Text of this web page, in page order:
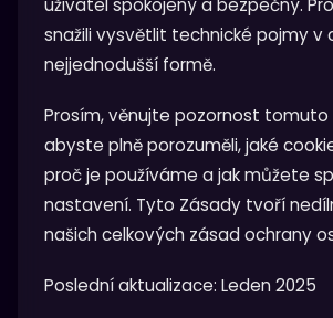
snažili vysvětlit technické pojmy v
nejjednodušší formě.
Prosím, věnujte pozornost
abyste plně porozuměli, jaké
proč je používáme a jak můžete
nastavení. Tyto Zásady tvoří
našich celkových zásad ochrany
Poslední aktualizace: Leden 2025